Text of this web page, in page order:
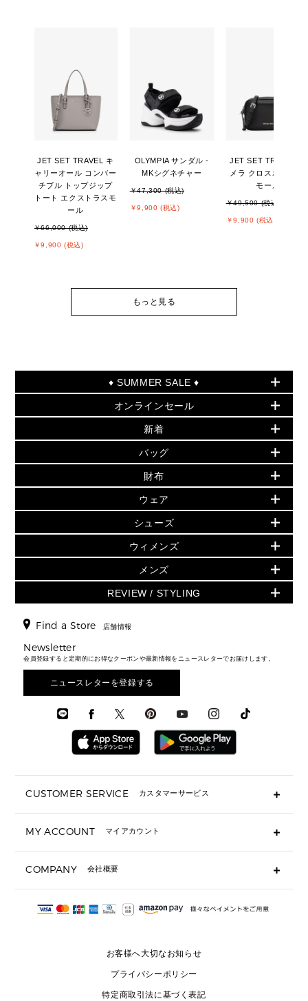
JET SET TRAVEL キ
ャリーオール コンバー
チブル トップジップ
トート エクストラスモ
ール
￥66,000 (税込)
￥9,900 (税込)
OLYMPIA サンダル -
MKシグネチャー
￥47,300 (税込)
￥9,900 (税込)
JET SET TRAVEL カ
メラ クロスボディ ス
モール
￥49,500 (税込)
￥9,900 (税込)
もっと見る
♦ SUMMER SALE ♦
セールおすすめアイテム
▶ ウィメンズ
バッグ
小物
シューズ・靴
ウェア
アクセサリー
時計
▶ メンズ
バッグ
ウェア
アクセサリー
オンラインセール
PRODUCT OF THE MONTH - 今月の特別価格
再値下げアイテム
追加アイテム
▶ ウィメンズすべて(ウェア・シューズ除く)
バッグ
財布・小物
ウェア
シューズ
時計・ジュエリー
アクセサリー
メンズ バッグ
メンズ 財布・小物
メンズ シューズ
メンズ ウェア
メンズ 時計・その他
新着
夏のスタイル
▶ すべて
▶ ウィメンズすべて
財布・小物
アクセサリー
フレグランス
シューズ
▶ メンズすべて
メンズ財布・小物
メンズアクセサリー
メンズウェア
バッグ
人気の定番アイテム
日本限定 - バッグ
▶ ウィメンズすべて
トートバッグ
ショルダーバッグ
クロスボディ・斜め掛け
トラベル
3 IN 1 / 2 IN 1 バッグ
▶ メンズすべて
財布
日本限定 - 財布・小物
▶ ウィメンズすべて
GREENWICH
折り財布(二つ折り・三つ折り)
長財布
▶ メンズすべて
ウェア
▶ ウィメンズすべて
トップス
スカート・パンツ
ジャケット・アウター
▶ メンズすべて
シューズ
▶ ウィメンズすべて
サンダル
スニーカー
▶ メンズすべて
ウィメンズ
人気の定番アイテム
▶ ウィメンズすべて
▶ バッグすべて
通勤・通学アイテム
3 IN 1 バッグ
ミニ財布・フラグメントケース
▶ 小物すべて
定期ケース・カードケース・名刺入れ
サンダル
スニーカー
▶ ウェア
メンズ
▶ メンズすべて
財布・小物
時計・ジュエリー
アクセサリー
REVIEW / STYLING
エディターレビュー
Find a Store 店舗情報
Newsletter
会員登録すると定期的にお得なクーポンや最新情報をニュースレターでお届けします。
ニュースレターを登録する
CUSTOMER SERVICE カスタマーサービス
ギフト用にラッピングができますか？
ショッピングバッグを購入商品分送ってもらえますか？
注文後に完了メールが受信できないのですが？
サイズ交換はできますか？
MY ACCOUNT マイアカウント
COMPANY 会社概要
会社概要
お客様へ大切なお知らせ
プライバシーポリシー
特定商取引法に基づく表記